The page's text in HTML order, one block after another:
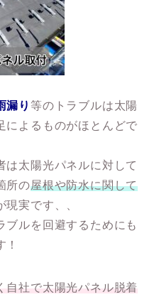
漏り 等のトラブルは太陽
によるものがほとんどで
は太陽光パネルに対して
所の屋根や防水に関して
現実です、、
ブルを回避するためにも
自社で太陽光パネル脱着